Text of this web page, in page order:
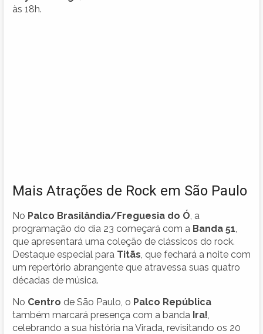
às 18h.
Mais Atrações de Rock em São Paulo
No Palco Brasilândia/Freguesia do Ó , a
programação do dia 23 começará com a Banda 51
que apresentará uma coleção de clássicos do rock.
Destaque especial para Titãs , que fechará a noite com
um repertório abrangente que atravessa suas quatro
décadas de música.
No Centro de São Paulo, o Palco República
também marcará presença com a banda Ira!
celebrando a sua história na Virada, revisitando os 20